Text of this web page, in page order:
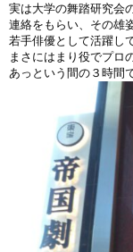
実は大学の舞踏研究会
連絡をもらい、その雄
若手俳優として活躍し
まさにはまり役でプロ
あっという間の３時間